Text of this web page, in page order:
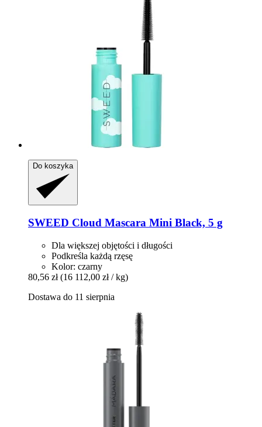
Do koszyka
SWEED Cloud Mascara Mini Black, 5 g
Dla większej objętości i długości
Podkreśla każdą rzęsę
Kolor: czarny
80,56 zł (16 112,00 zł / kg)
Dostawa do 11 sierpnia